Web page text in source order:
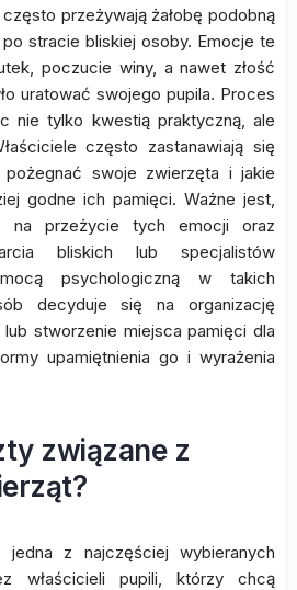
przeżywają żałobę podobną
stracie bliskiej osoby. Emocje te
poczucie winy, a nawet złość
uratować swojego pupila. Proces
nie tylko kwestią praktyczną, ale
często zastanawiają się
swoje zwierzęta i jakie
godne ich pamięci. Ważne jest,
przeżycie tych emocji oraz
bliskich lub specjalistów
psychologiczną w takich
decyduje się na organizację
stworzenie miejsca pamięci dla
upamiętnienia go i wyrażenia
związane z
jedna z najczęściej wybieranych
właścicieli pupili, którzy chcą